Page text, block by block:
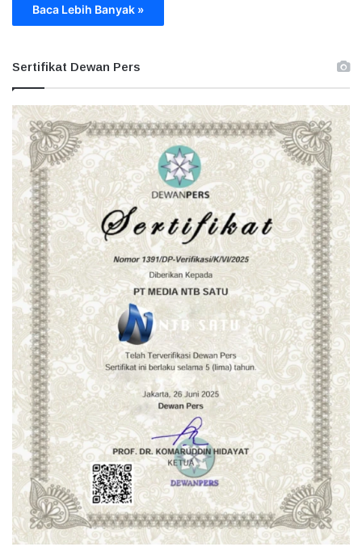
Baca Lebih Banyak »
Sertifikat Dewan Pers